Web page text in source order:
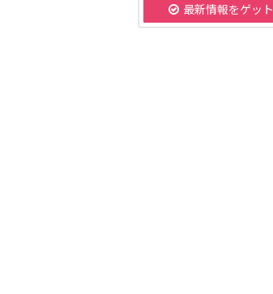
最新情報をゲット